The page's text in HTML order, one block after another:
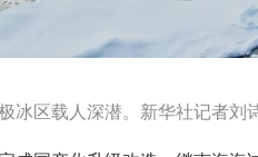
区载人深潜。新华社记者刘